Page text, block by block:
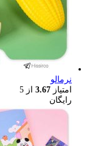
نرمالو
امتیاز 3.67 از 5
رایگان